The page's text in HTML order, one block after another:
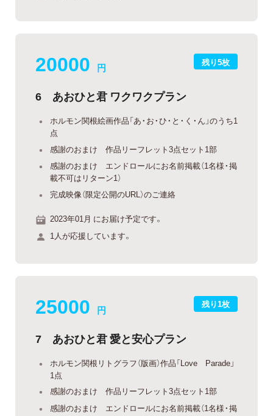
残り5枚
20000 円
6 あおひと君 ワクワクプラン
ホルモン関根絵画作品「あ・お・ひ・と・く・ん」のうち1
点
感謝のおまけ 作品リーフレット3点セット1部
感謝のおまけ エンドロールにお名前掲載（1名様・掲
載不可はリターン1）
完成映像（限定公開のURL）のご連絡
2023年01月 にお届け予定です。
1人が応援しています。
残り1枚
25000 円
7 あおひと君 愛と安心プラン
ホルモン関根リトグラフ（版画）作品「Love Parade」
1点
感謝のおまけ 作品リーフレット3点セット1部
感謝のおまけ エンドロールにお名前掲載（1名様・掲